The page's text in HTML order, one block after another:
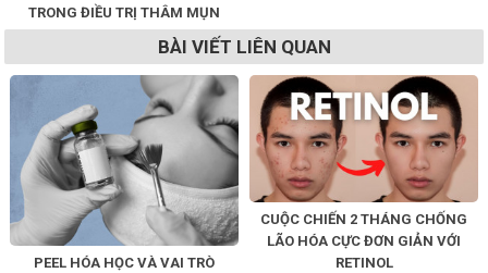
TRONG ĐIỀU TRỊ THÂM MỤN
BÀI VIẾT LIÊN QUAN
PEEL HÓA HỌC VÀ VAI TRÒ
CUỘC CHIẾN 2 THÁNG CHỐNG
LÃO HÓA CỰC ĐƠN GIẢN VỚI
RETINOL